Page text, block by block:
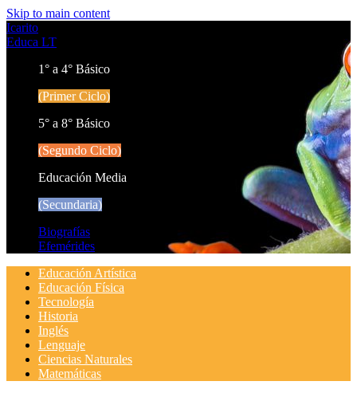
Skip to main content
Icarito
Educa LT
1° a 4° Básico
(Primer Ciclo)
5° a 8° Básico
(Segundo Ciclo)
Educación Media
(Secundaria)
Biografías
Efemérides
Educación Artística
Educación Física
Tecnología
Historia
Inglés
Lenguaje
Ciencias Naturales
Matemáticas